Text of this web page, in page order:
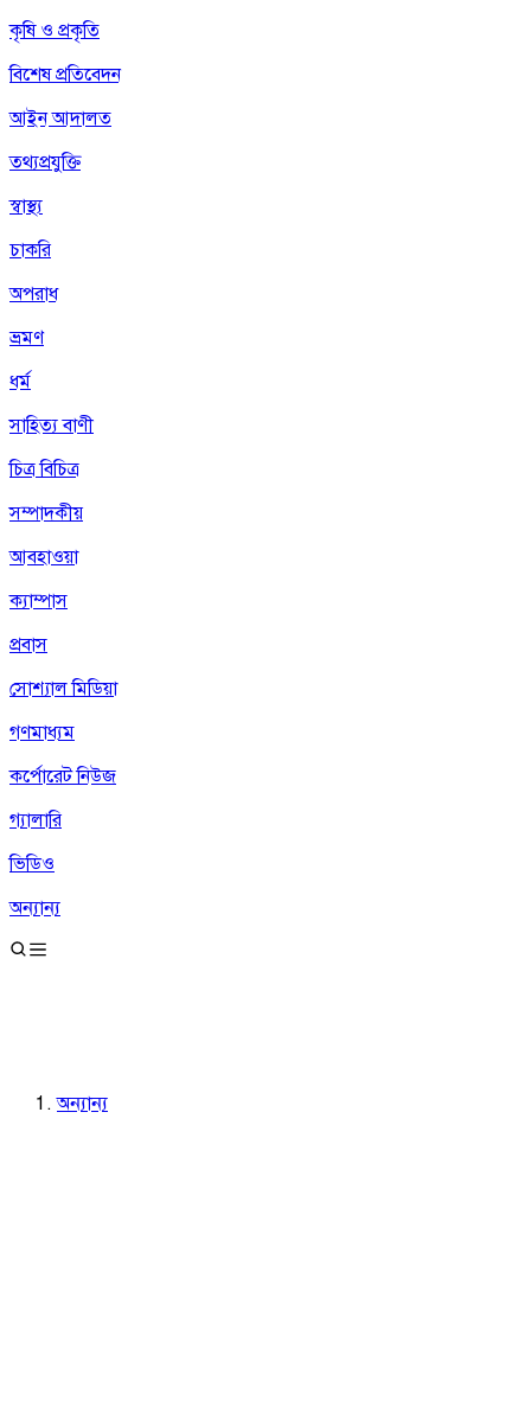
কৃষি ও প্রকৃতি
বিশেষ প্রতিবেদন
আইন আদালত
তথ্যপ্রযুক্তি
স্বাস্থ্য
চাকরি
অপরাধ
ভ্রমণ
ধর্ম
সাহিত্য বাণী
চিত্র বিচিত্র
সম্পাদকীয়
আবহাওয়া
ক্যাম্পাস
প্রবাস
সোশ্যাল মিডিয়া
গণমাধ্যম
কর্পোরেট নিউজ
গ্যালারি
ভিডিও
অন্যান্য
অন্যান্য